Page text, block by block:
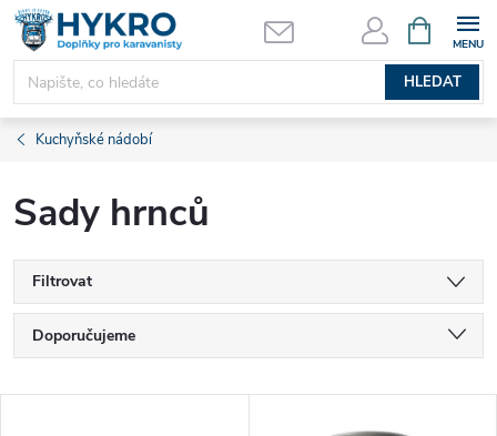
Přejít
obsah
HLEDAT
NÁKUPNÍ
KOŠÍK
Kuchyňské nádobí
Sady hrnců
Filtrovat
Ř
a
Doporučujeme